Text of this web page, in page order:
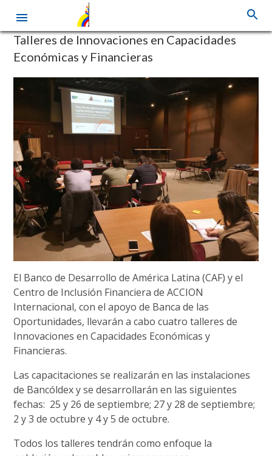
Pasar
contenido
principal
Talleres de Innovaciones en Capacidades
Económicas y Financieras
El Banco de Desarrollo de América Latina (CAF) y el
Centro de Inclusión Financiera de ACCION
Internacional, con el apoyo de Banca de las
Oportunidades, llevarán a cabo cuatro talleres de
Innovaciones en Capacidades Económicas y
Financieras.
Las capacitaciones se realizarán en las instalaciones
de Bancóldex y se desarrollarán en las siguientes
fechas: 25 y 26 de septiembre; 27 y 28 de septiembre;
2 y 3 de octubre y 4 y 5 de octubre.
Todos los talleres tendrán como enfoque la